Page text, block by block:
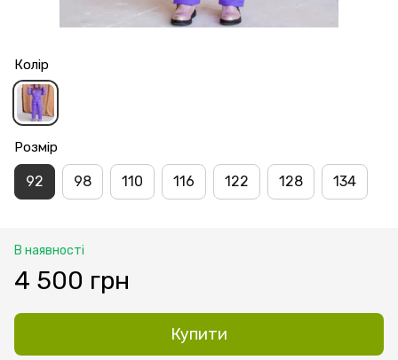
Колір
Розмір
92 98 110 116 122 128 134
В наявності
4 500 грн
Купити